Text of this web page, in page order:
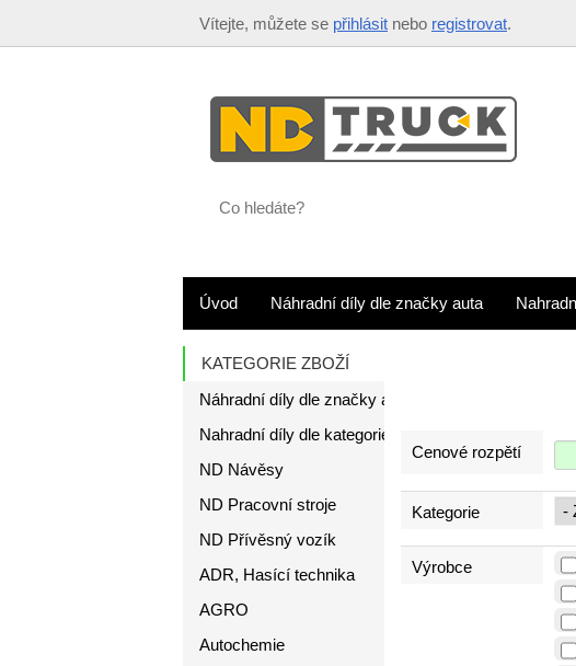
Vítejte, můžete se přihlásit nebo registrovat.
Co
hledáte?
Úvod Náhradní díly dle značky auta
KATEGORIE ZBOŽÍ
Náhradní díly dle značky auta
Nahradní díly dle kategorie
ND Návěsy
ND Pracovní stroje
ND Přívěsný vozík
ADR, Hasící technika
AGRO
Autochemie
Cenové rozpětí
Kategorie
Výrobce